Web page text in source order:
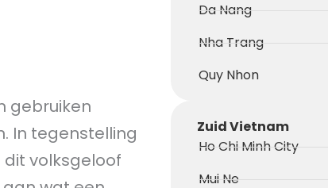
Da Nang
Nha Trang
Quy Nhon
Zuid Vietnam
Ho Chi Minh City
Mui Ne
gebruiken
In tegenstelling
volksgeloof